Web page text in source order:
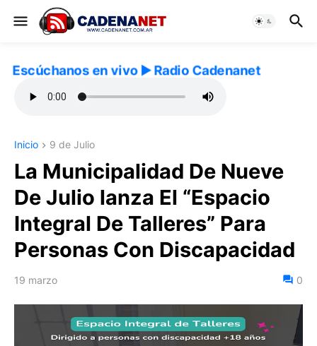
Escúchanos en vivo ▶️ Radio Cadenanet
Inicio 9 de Julio
La Municipalidad De Nueve
De Julio lanza El “Espacio
Integral De Talleres” Para
Personas Con Discapacidad
19 marzo 0